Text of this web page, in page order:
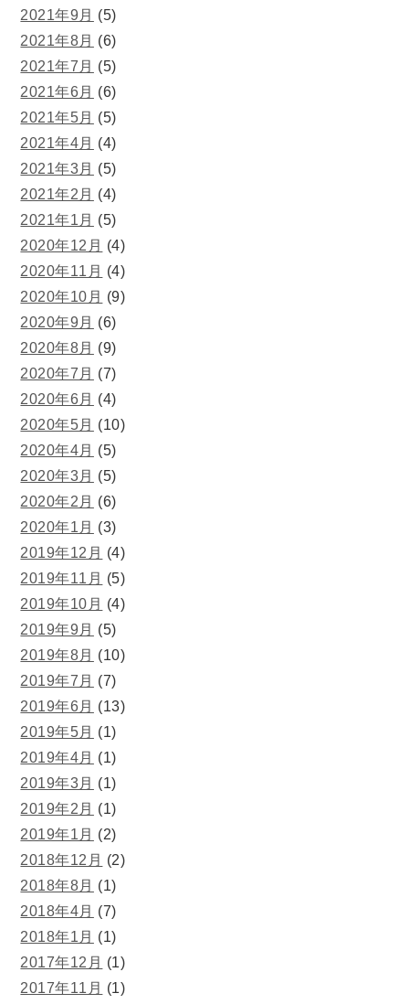
2021年9月 (5)
2021年8月 (6)
2021年7月 (5)
2021年6月 (6)
2021年5月 (5)
2021年4月 (4)
2021年3月 (5)
2021年2月 (4)
2021年1月 (5)
2020年12月 (4)
2020年11月 (4)
2020年10月 (9)
2020年9月 (6)
2020年8月 (9)
2020年7月 (7)
2020年6月 (4)
2020年5月 (10)
2020年4月 (5)
2020年3月 (5)
2020年2月 (6)
2020年1月 (3)
2019年12月 (4)
2019年11月 (5)
2019年10月 (4)
2019年9月 (5)
2019年8月 (10)
2019年7月 (7)
2019年6月 (13)
2019年5月 (1)
2019年4月 (1)
2019年3月 (1)
2019年2月 (1)
2019年1月 (2)
2018年12月 (2)
2018年8月 (1)
2018年4月 (7)
2018年1月 (1)
2017年12月 (1)
2017年11月 (1)